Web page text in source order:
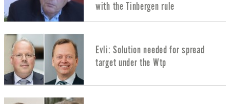
with the Tinbergen rule
Evli: Solution needed for spread
target under the Wtp